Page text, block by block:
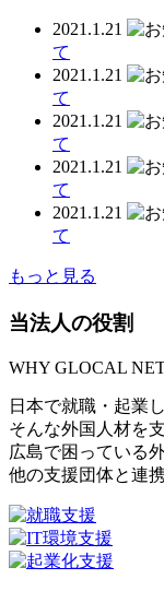
2021.1.21
て
2021.1.21
て
2021.1.21
て
2021.1.21
て
2021.1.21
て
もっと見る
当法人の役割
WHY GLOCAL
日本で就職・起業
そんな外国人材を
広島で困っている
他の支援団体と連